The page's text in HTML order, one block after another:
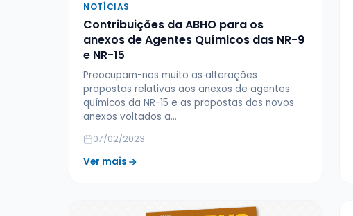
NOTÍCIAS
Contribuições da ABHO para os
anexos de Agentes Químicos das NR-9
e NR-15
Preocupam-nos muito as alterações
propostas relativas aos anexos de agentes
químicos da NR-15 e as propostas dos novos
anexos voltados a…
07/02/2023
Ver mais